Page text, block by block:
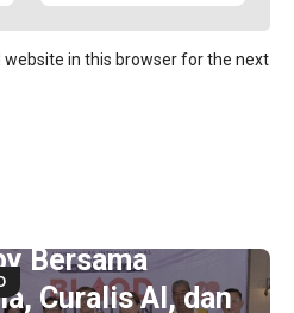
website in this browser for the next
Bersama
Curalis AI, dan